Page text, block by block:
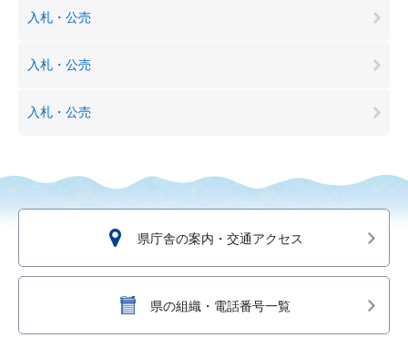
入札・公売
入札・公売
入札・公売
県庁舎の案内・交通アクセス
県の組織・電話番号一覧